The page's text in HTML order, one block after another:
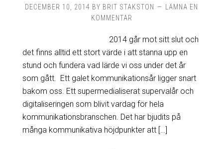
DECEMBER 10, 2014 BY BRIT STAKSTON
LÄMNA EN
KOMMENTAR
2014 går mot sitt slut och
det finns alltid ett stort värde i att stanna upp en
stund och fundera vad lärde vi oss under det år
som gått. Ett galet kommunikationsår ligger snart
bakom oss. Ett supermedialiserat supervalår och
digitaliseringen som blivit vardag för hela
kommunikationsbranschen. Det har bjudits på
många kommunikativa höjdpunkter att […]